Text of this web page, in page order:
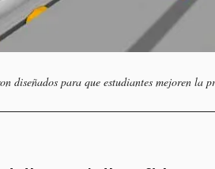
diseñados para que estudiantes mejoren